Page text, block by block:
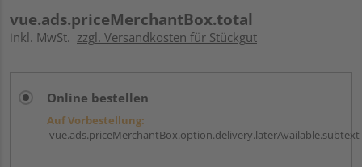
vue.ads.priceMerchantBox.total
inkl. MwSt. zzgl. Versandkosten für Stückgut
Online bestellen
Auf Vorbestellung:
vue.ads.priceMerchantBox.option.delivery.laterAvailable.subtext